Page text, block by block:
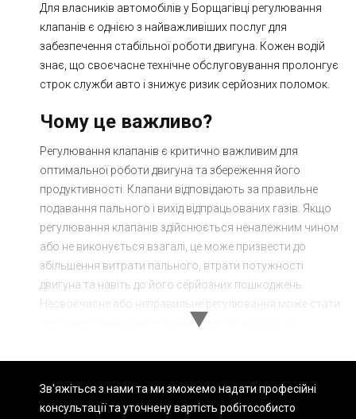
Зв'яжіться з нами та ми зможемо надати професійні
консультації та уточнену вартість робітособисто
Для власників автомобілів у Борщагівці регулювання
клапанів є однією з найважливіших послуг для
забезпечення стабільної роботи двигуна. Кожен водій
знає, що своєчасне технічне обслуговування пролонгує
строк служби авто і знижує ризик серйозних поломок.
Чому це важливо?
Регулювання клапанів є критично важливим для
оптимальної роботи двигуна та збереження його
продуктивності. Клапани відповідають за правильне
подавання пального і вихід відпрацьованих газів. Якщо
регулювання клапанів здійснюється неналежним чином
або не виконується взагалі, це може призвести до
збільшення витрати пального, втрати потужності
двигуна та навіть до його серйозних пошкоджень.
Несвоєчасне або неправильне регулювання може стати
причиною підвищеного рівня шуму та вібрації, що
Переваги регулювання клапанів
Звертаючись до СТО Sian, ви отримуєте гарантію